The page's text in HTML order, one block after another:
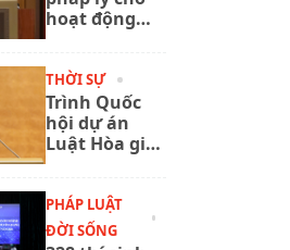
hoạt động
trong giai
đoạn mới
THỜI SỰ
Trình Quốc
hội dự án
Luật Hòa giải
PHÁP LUẬT
ĐỜI SỐNG